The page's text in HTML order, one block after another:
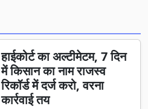
हाईकोर्ट का अल्टीमेटम, 7 दिन
में किसान का नाम राजस्व
रिकॉर्ड में दर्ज करो, वरना
कार्रवाई तय